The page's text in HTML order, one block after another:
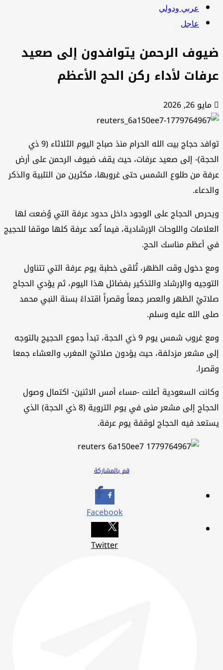
عربي ودولي
عاجل
الرحمن يتوافدون إلى صعيد
لأداء ركن الحج الأعظم
مايو 26, 2026
توافد حجاج بيت الله الحرام منذ صباح اليوم الثلاثاء (9 ذي
إلى صعيد عرفات، حيث يقف ضيوف الرحمن على أرض
من طلوع الشمس حتى غروبها، مكثرين من التلبية والذكر
الحجاج على الوجود داخل حدود عرفة التي وُضعت لها
واللوحات الإرشادية، فيما تُعد عرفة كلها موقفا للحجيج
أعظم مناسك الحج.
دخول وقت الظهر، تُلقى خطبة يوم عرفة التي تتناول
والإرشاد والتذكير بفضائل هذا اليوم، ثم يؤدي الحجاج
الظهر والعصر جمعاً وقصراً اقتداءً بسنة النبي محمد
الله عليه وسلم.
ومع غروب شمس يوم 9 ذي الحجة، تبدأ جموع الحجيج بالتوجه
مشعر مزدلفة، حيث يؤدون صلاتيْ المغرب والعشاء جمعا
السعودية أعلنت -مساء أمس الاثنين- اكتمال وصول
الحجاج إلى مشعر منى في يوم التروية (8 ذي الحجة) الذي
فيه الحجاج لوقفة يوم عرفة.
قم بالمشاركة
Facebook
Twitter